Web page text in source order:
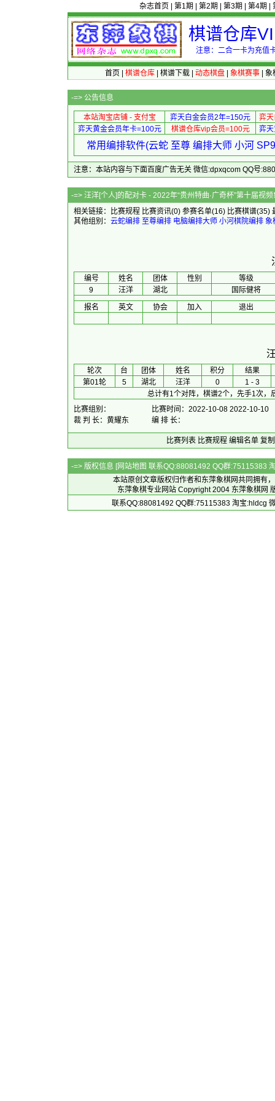
杂志首页 第1期 第2期 第3期 第4期
棋谱仓库
注意：二合一卡为充值
首页 棋谱仓库| 棋谱下载| 动态棋盘| 象棋赛事| 象
-=> 公告信息
本站淘宝店铺 - 支付宝 弈天白金会员2年=150元
弈
弈天黄金会员年卡=100元
棋谱仓库vip会员=100元 弈
常用编排软件(云蛇 至尊 编排大师 小河
注意：本站内容与下面百度广告无关 微信:dpxqcom QQ号
-=> 汪洋[个人]的配对卡 - 2022年“贵州特曲·
相关链接：
比赛规程 比赛资讯(0) 参赛名单(16) 比赛棋谱(35)
其他组别： 云蛇编排 至尊编排 电脑编排大师 小河棋院编排 象
编号 姓名 团体 性别
等级
9
汪洋 湖北
国际健将
报名
英文 协会 加入 退出
轮次 台 团体 姓名 积分
结果
第01轮
5 湖北 汪洋 0
1 - 3
总计有1个对阵，棋谱2个，先手1次，
比赛组别：
比赛时间：2022-10-08 2022-10-10
裁 判 长：黄耀东
编 排 长：
比赛列表 比赛规程 编辑名单 复
-=> 版权信息 [网站地图 联系QQ:88081492 QQ群:75115383
本站原创文章版权归作者和 东萍象棋网共同拥有
东萍象棋专业网站 Copyright 2004 东萍象棋网
联系QQ:88081492 QQ群:75115383 淘宝:hldcg